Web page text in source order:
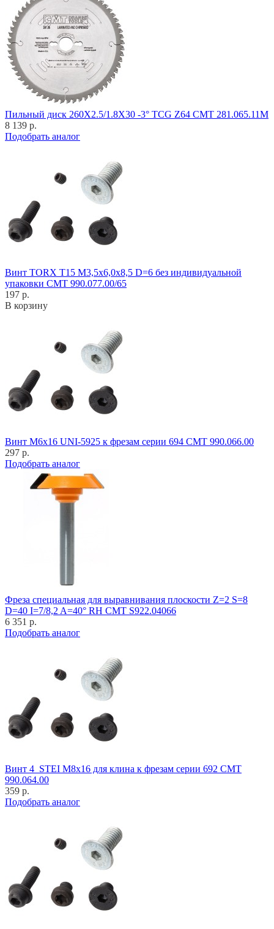
Пильный диск 260X2.5/1.8X30 -3° TCG Z64 CMT 281.065.11M
8 139 р.
Подобрать аналог
Винт TORX T15 M3,5x6,0x8,5 D=6 без индивидуальной
упаковки CMT 990.077.00/65
197 р.
В корзину
Винт M6x16 UNI-5925 к фрезам серии 694 CMT 990.066.00
297 р.
Подобрать аналог
Фреза специальная для выравнивания плоскости Z=2 S=8
D=40 I=7/8,2 A=40° RH CMT S922.04066
6 351 р.
Подобрать аналог
Винт 4_STEI M8x16 для клина к фрезам серии 692 CMT
990.064.00
359 р.
Подобрать аналог